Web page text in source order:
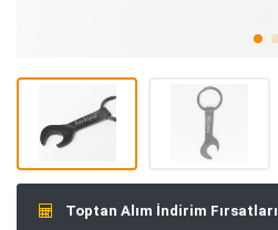
Toptan Alım İndirim Fırsatları